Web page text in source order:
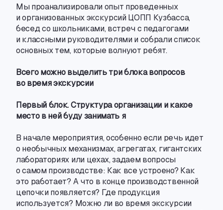
Мы проанализировали опыт проведенных
и организованных экскурсий ЦОПП Кузбасса,
бесед со школьниками, встреч с педагогами
и классными руководителями и собрали список
основных тем, которые волнуют ребят.
Всего можно выделить три блока вопросов
во время экскурсии
Первый блок. Структура организации и какое
место в ней буду занимать я
В начале мероприятия,особенно если речь идет
о необычных механизмах,агрегатах, гигантских
лабораториях или цехах,задаем вопросы
о самом производстве: Как все устроено? Как
это работает? А что в конце производственной
цепочки появляется? Где продукция
используется? Можно ли во время экскурсии